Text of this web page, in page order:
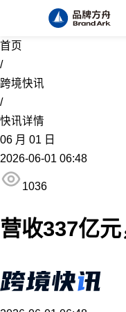
首页
/
跨境快讯
/
快讯详情
06 月 01 日
2026-06-01 06:48
1036
营收337亿